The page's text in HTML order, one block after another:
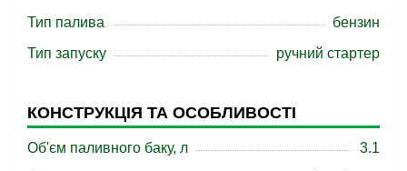
Тип палива
бензин
Тип запуску
ручний стартер
КОНСТРУКЦІЯ ТА ОСОБЛИВОСТІ
Об'єм паливного баку, л
3.1